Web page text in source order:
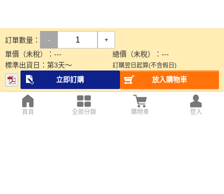
訂單數量： - +
單價（未稅）： --- 總價（未稅）： ---
標準出貨日： 第3天～ 訂購翌日起算(不含假日)
立即訂購 放入購物車
首頁 全部分類 購物車 登入